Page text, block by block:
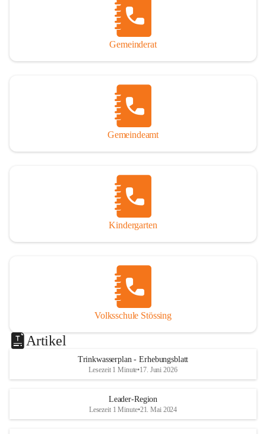
Gemeinderat
Gemeindeamt
Kindergarten
Volksschule Stössing
Artikel
Trinkwasserplan - Erhebungsblatt
Lesezeit 1 Minute•17. Juni 2026
Leader-Region
Lesezeit 1 Minute•21. Mai 2024